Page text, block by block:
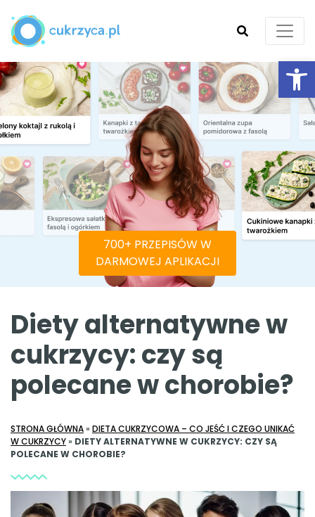
SZUKAJ
700+ PRZEPISÓW W
DARMOWEJ APLIKACJI
Diety alternatywne w
cukrzycy: czy są
polecane w chorobie?
STRONA GŁÓWNA» DIETA CUKRZYCOWA – CO JEŚĆ I CZEGO UNIKAĆ
W CUKRZYCY» DIETY ALTERNATYWNE W CUKRZYCY: CZY SĄ
POLECANE W CHOROBIE?